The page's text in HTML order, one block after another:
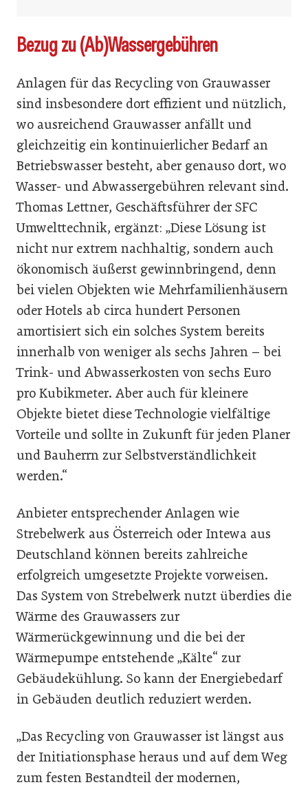
Bezug zu (Ab)Wassergebühren
Anlagen für das Recycling von Grauwasser
sind insbesondere dort effizient und nützlich,
wo ausreichend Grauwasser anfällt und
gleichzeitig ein kontinuierlicher Bedarf an
Betriebswasser besteht, aber genauso dort, wo
Wasser- und Abwassergebühren relevant sind.
Thomas Lettner, Geschäftsführer der SFC
Umwelttechnik, ergänzt: „Diese Lösung ist
nicht nur extrem nachhaltig, sondern auch
ökonomisch äußerst gewinnbringend, denn
bei vielen Objekten wie Mehrfamilienhäusern
oder Hotels ab circa hundert Personen
amortisiert sich ein solches System bereits
innerhalb von weniger als sechs Jahren – bei
Trink- und Abwasserkosten von sechs Euro
pro Kubikmeter. Aber auch für kleinere
Objekte bietet diese Technologie vielfältige
Vorteile und sollte in Zukunft für jeden Planer
und Bauherrn zur Selbstverständlichkeit
werden.“
Anbieter entsprechender Anlagen wie
Strebelwerk aus Österreich oder Intewa aus
Deutschland können bereits zahlreiche
erfolgreich umgesetzte Projekte vorweisen.
Das System von Strebelwerk nutzt überdies die
Wärme des Grauwassers zur
Wärmerückgewinnung und die bei der
Wärmepumpe entstehende „Kälte“ zur
Gebäudekühlung. So kann der Energiebedarf
in Gebäuden deutlich reduziert werden.
„Das Recycling von Grauwasser ist längst aus
der Initiationsphase heraus und auf dem Weg
zum festen Bestandteil der modernen,